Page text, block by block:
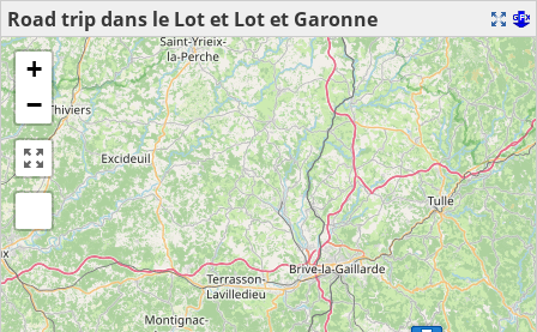
Road trip dans le Lot et Lot et Garonne
+
−